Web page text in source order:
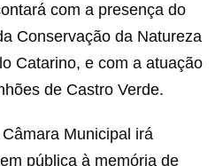
com a presença do
Conservação da Natureza
Catarino, e com a atuação
de Castro Verde.
Municipal irá
pública à memória de